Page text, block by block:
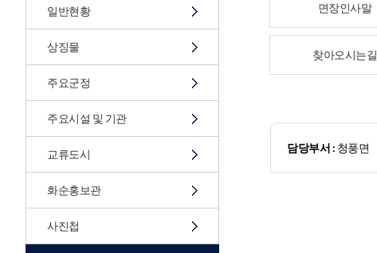
일반현황
상징물
주요군정
주요시설 및 기관
교류도시
화순홍보관
사진첩
면장인사말
찾아오시는길
담당부서 : 청풍면